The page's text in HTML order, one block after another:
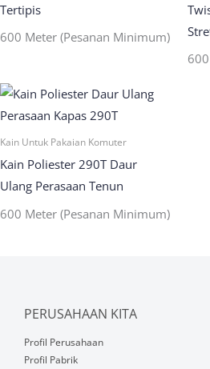
Tertipis
600 Meter (Pesanan Minimum)
Kain Untuk Pakaian Komuter
Kain Poliester 290T Daur
Ulang Perasaan Tenun
600 Meter (Pesanan Minimum)
PERUSAHAAN KITA
Profil Perusahaan
Profil Pabrik